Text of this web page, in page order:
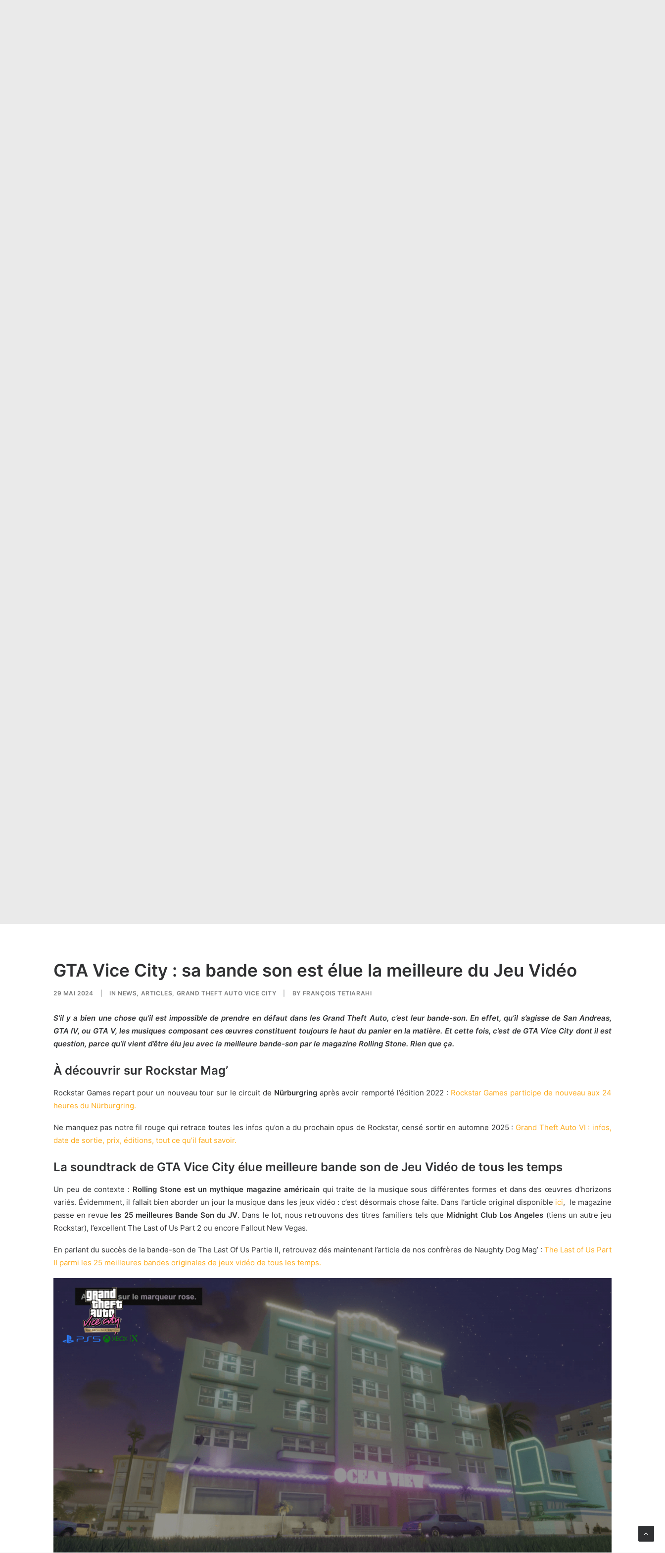
GTA Vice City : sa bande son est élue la meilleure du Jeu Vidéo
29 MAI 2024 IN NEWS, ARTICLES, GRAND THEFT AUTO VICE CITY BY FRANÇOIS TETIARAHI
S’il y a bien une chose qu’il est impossible de prendre en défaut dans les Grand Theft Auto, c’est leur bande-son. En effet, qu’il s’agisse de San Andreas,
GTA IV, ou GTA V, les musiques composant ces œuvres constituent toujours le haut du panier en la matière. Et cette fois, c’est de GTA Vice City dont il est
question, parce qu’il vient d’être élu jeu avec la meilleure bande-son par le magazine Rolling Stone. Rien que ça.
À découvrir sur Rockstar Mag’
Rockstar Games repart pour un nouveau tour sur le circuit de Nürburgringaprès avoir remporté l’édition 2022 : Rockstar Games participe de nouveau aux 24
heures du Nürburgring.
Ne manquez pas notre fil rouge qui retrace toutes les infos qu’on a du prochain opus de Rockstar, censé sortir en automne 2025 : Grand Theft Auto VI : infos,
date de sortie, prix, éditions, tout ce qu’il faut savoir.
La soundtrack de GTA Vice City élue meilleure bande son de Jeu Vidéo de tous les temps
Un peu de contexte : Rolling Stone est un mythique magazine américainqui traite de la musique sous différentes formes et dans des œuvres d’horizons
variés. Évidemment, il fallait bien aborder un jour la musique dans les jeux vidéo : c’est désormais chose faite. Dans l’article original disponible ici, le magazine
passe en revue les 25 meilleures Bande Son du JV. Dans le lot, nous retrouvons des titres familiers tels que Midnight Club Los Angeles (tiens un autre jeu
Rockstar), l’excellent The Last of Us Part 2 ou encore Fallout New Vegas.
En parlant du succès de la bande-son de The Last Of Us Partie II, retrouvez dés maintenant l’article de nos confrères de Naughty Dog Mag’ : The Last of Us Part
II parmi les 25 meilleures bandes originales de jeux vidéo de tous les temps.